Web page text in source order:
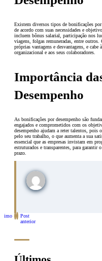
Existem diversos tipos de bonificações por
de acordo com suas necessidades e
incluem bônus salarial, participação nos
viagens, folgas remuneradas, entre
próprias vantagens e desvantagens, e cabe
organizacional e aos seus colaboradores.
Importância
Desempenho
As bonificações por desempenho são
engajados e comprometidos com os
desempenho ajudam a reter talentos, pois
pelo seu trabalho, o que aumenta a sua
essencial que as empresas invistam em
estruturados e transparentes, para garantir
prazo.
Post
anterior